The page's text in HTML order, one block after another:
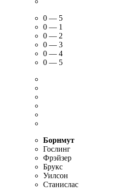
0 — 5
0 — 1
0 — 2
0 — 3
0 — 4
0 — 5
Борнмут
Гослинг
Фрэйзер
Брукс
Уилсон
Станислас